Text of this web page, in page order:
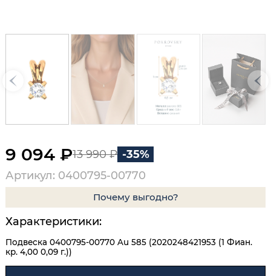
9 094 ₽13 990 ₽ -35%
Артикул: 0400795-00770
Почему выгодно?
Характеристики:
Подвеска 0400795-00770 Au 585 (2020248421953 (1 Фиан.
кр. 4,00 0,09 г.))